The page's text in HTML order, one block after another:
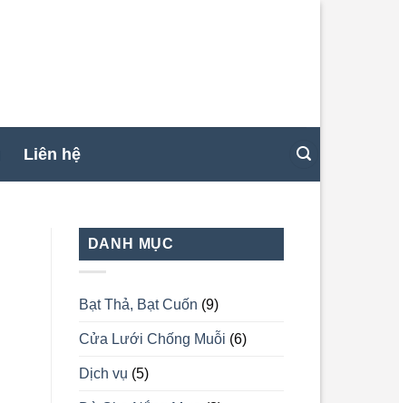
Liên hệ
DANH MỤC
Bạt Thả, Bạt Cuốn (9)
Cửa Lưới Chống Muỗi (6)
Dịch vụ (5)